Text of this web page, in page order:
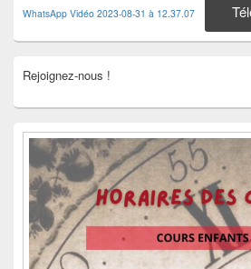
WhatsApp Vidéo 2023-08-31 à 12.37.07
Rejoignez-nous !